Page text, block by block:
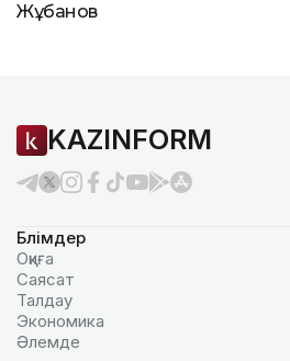
Жұбанов
KAZINFORM
Бөлімдер
Оқиға
Саясат
Талдау
Экономика
Әлемде